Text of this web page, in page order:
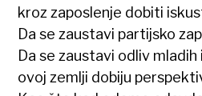
kroz zaposlenje dobiti
Da se zaustavi partijsko
Da se zaustavi odliv mladih
ovoj zemlji dobiju